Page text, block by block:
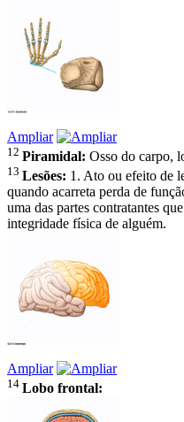
Ampliar
12 Piramidal: Osso do carpo,
13 Lesões: 1. Ato ou efeito de
quando acarreta perda de
uma das partes contratantes
integridade física de alguém.
Ampliar
14 Lobo frontal: